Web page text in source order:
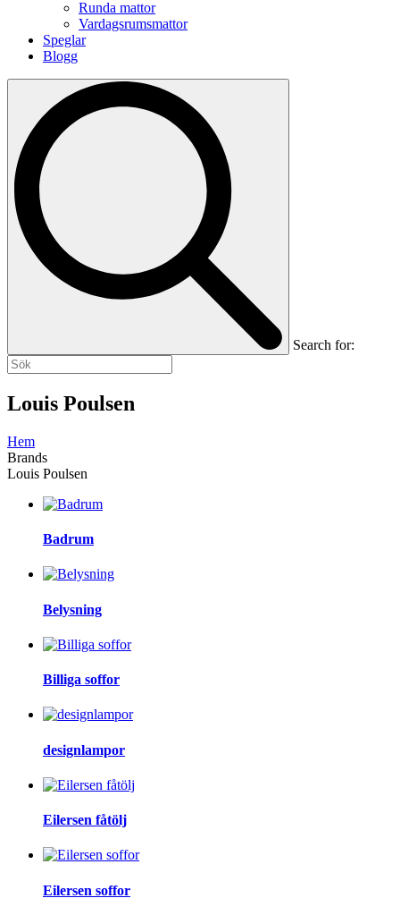
Runda mattor
Vardagsrumsmattor
Speglar
Blogg
Search for:
Louis Poulsen
Hem
Brands
Louis Poulsen
Badrum
Belysning
Billiga soffor
designlampor
Eilersen fåtölj
Eilersen soffor